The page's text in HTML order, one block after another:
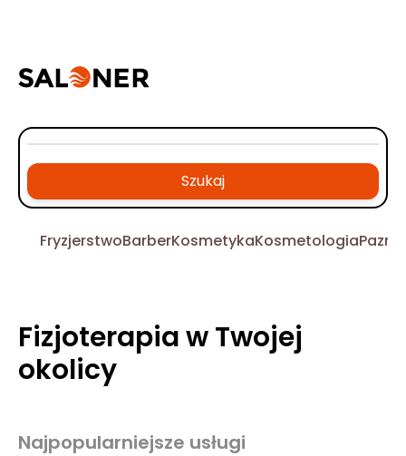
Szukaj
FryzjerstwoBarberKosmetykaKosmetologia
Fizjoterapia w Twojej
okolicy
Najpopularniejsze usługi